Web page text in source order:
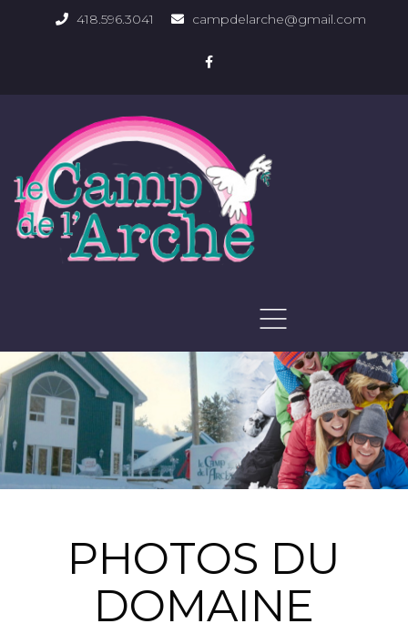
418.596.3041 campdelarche@gmail.com
PHOTOS DU DOMAINE
PHOTOS DU
DOMAINE